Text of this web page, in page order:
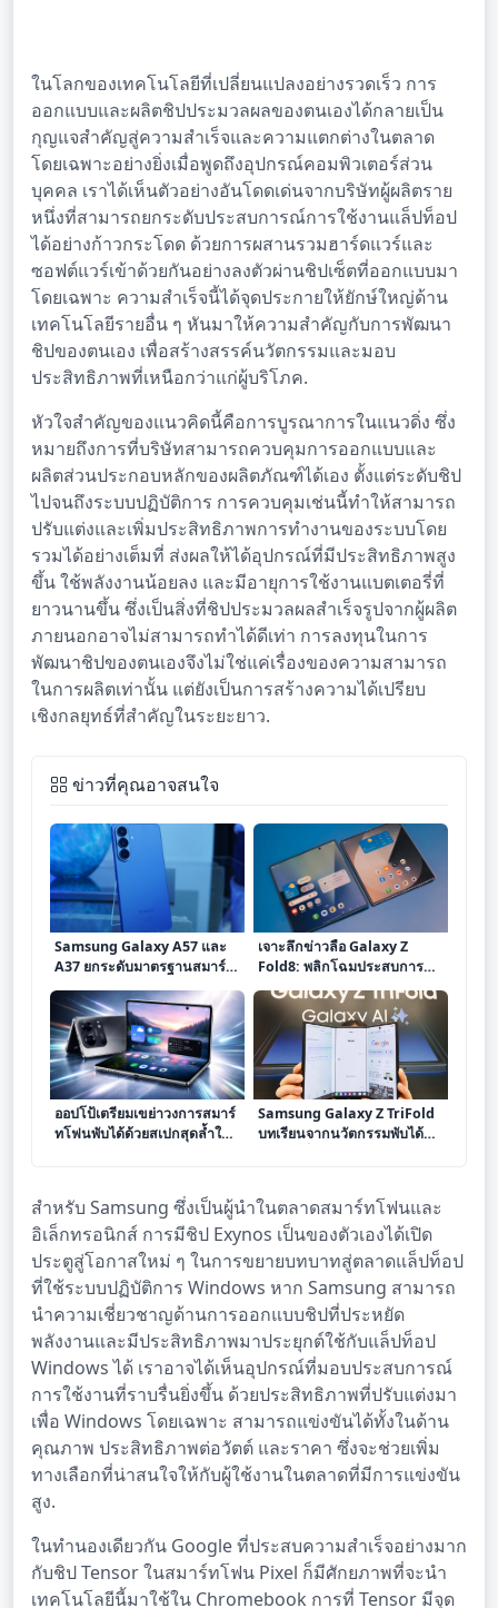
ในโลกของเทคโนโลยีที่เปลี่ยนแปลงอย่างรวดเร็ว การ
ออกแบบและผลิตชิปประมวลผลของตนเองได้กลายเป็น
กุญแจสำคัญสู่ความสำเร็จและความแตกต่างในตลาด
โดยเฉพาะอย่างยิ่งเมื่อพูดถึงอุปกรณ์คอมพิวเตอร์ส่วน
บุคคล เราได้เห็นตัวอย่างอันโดดเด่นจากบริษัทผู้ผลิตราย
หนึ่งที่สามารถยกระดับประสบการณ์การใช้งานแล็ปท็อป
ได้อย่างก้าวกระโดด ด้วยการผสานรวมฮาร์ดแวร์และ
ซอฟต์แวร์เข้าด้วยกันอย่างลงตัวผ่านชิปเซ็ตที่ออกแบบมา
โดยเฉพาะ ความสำเร็จนี้ได้จุดประกายให้ยักษ์ใหญ่ด้าน
เทคโนโลยีรายอื่น ๆ หันมาให้ความสำคัญกับการพัฒนา
ชิปของตนเอง เพื่อสร้างสรรค์นวัตกรรมและมอบ
ประสิทธิภาพที่เหนือกว่าแก่ผู้บริโภค.
หัวใจสำคัญของแนวคิดนี้คือการบูรณาการในแนวดิ่ง ซึ่ง
หมายถึงการที่บริษัทสามารถควบคุมการออกแบบและ
ผลิตส่วนประกอบหลักของผลิตภัณฑ์ได้เอง ตั้งแต่ระดับชิป
ไปจนถึงระบบปฏิบัติการ การควบคุมเช่นนี้ทำให้สามารถ
ปรับแต่งและเพิ่มประสิทธิภาพการทำงานของระบบโดย
รวมได้อย่างเต็มที่ ส่งผลให้ได้อุปกรณ์ที่มีประสิทธิภาพสูง
ขึ้น ใช้พลังงานน้อยลง และมีอายุการใช้งานแบตเตอรี่ที่
ยาวนานขึ้น ซึ่งเป็นสิ่งที่ชิปประมวลผลสำเร็จรูปจากผู้ผลิต
ภายนอกอาจไม่สามารถทำได้ดีเท่า การลงทุนในการ
พัฒนาชิปของตนเองจึงไม่ใช่แค่เรื่องของความสามารถ
ในการผลิตเท่านั้น แต่ยังเป็นการสร้างความได้เปรียบ
เชิงกลยุทธ์ที่สำคัญในระยะยาว.
ข่าวที่คุณอาจสนใจ
Samsung Galaxy A57 และ
A37 ยกระดับมาตรฐานสมาร์ท
โฟนระดับกลาง สานต่อความ
สำเร็จแห่ง A Series
เจาะลึกข่าวลือ Galaxy Z
Fold8: พลิกโฉมประสบการณ์
สมาร์ทโฟนพับได้
ออปโป้เตรียมเขย่าวงการสมาร์
ทโฟนพับได้ด้วยสเปกสุดล้ำใน
Samsung Galaxy Z TriFold
บทเรียนจากนวัตกรรมพับได้
สำหรับ Samsung ซึ่งเป็นผู้นำในตลาดสมาร์ทโฟนและ
อิเล็กทรอนิกส์ การมีชิป Exynos เป็นของตัวเองได้เปิด
ประตูสู่โอกาสใหม่ ๆ ในการขยายบทบาทสู่ตลาดแล็ปท็อป
ที่ใช้ระบบปฏิบัติการ Windows หาก Samsung สามารถ
นำความเชี่ยวชาญด้านการออกแบบชิปที่ประหยัด
พลังงานและมีประสิทธิภาพมาประยุกต์ใช้กับแล็ปท็อป
Windows ได้ เราอาจได้เห็นอุปกรณ์ที่มอบประสบการณ์
การใช้งานที่ราบรื่นยิ่งขึ้น ด้วยประสิทธิภาพที่ปรับแต่งมา
เพื่อ Windows โดยเฉพาะ สามารถแข่งขันได้ทั้งในด้าน
คุณภาพ ประสิทธิภาพต่อวัตต์ และราคา ซึ่งจะช่วยเพิ่ม
ทางเลือกที่น่าสนใจให้กับผู้ใช้งานในตลาดที่มีการแข่งขัน
สูง.
ในทำนองเดียวกัน Google ที่ประสบความสำเร็จอย่างมาก
กับชิป Tensor ในสมาร์ทโฟน Pixel ก็มีศักยภาพที่จะนำ
เทคโนโลยีนี้มาใช้ใน Chromebook การที่ Tensor มีจุด